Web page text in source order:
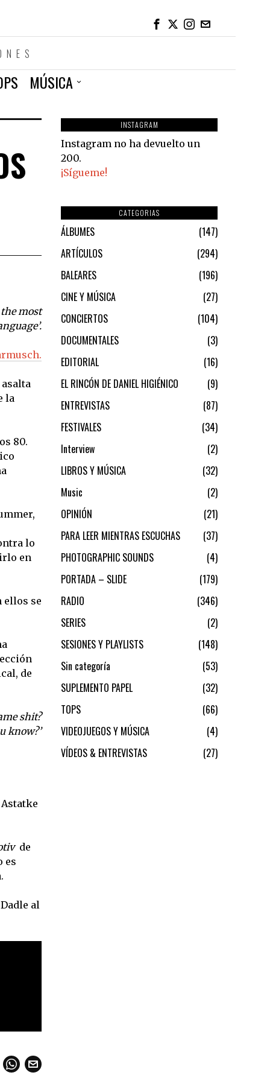
MÚSICA
most
la
80.
lo
en
ellos se
de
shit?
know?’
de
es
al
INSTAGRAM
Instagram no ha devuelto un
200.
¡Sígueme!
CATEGORIAS
ÁLBUMES
147
ARTÍCULOS
294
BALEARES
196
CINE Y MÚSICA
27
CONCIERTOS
104
DOCUMENTALES
3
EDITORIAL
16
EL RINCÓN DE DANIEL HIGIÉNICO
9
ENTREVISTAS
87
FESTIVALES
34
Interview
2
LIBROS Y MÚSICA
32
Music
2
OPINIÓN
21
PARA LEER MIENTRAS ESCUCHAS
37
PHOTOGRAPHIC SOUNDS
4
PORTADA – SLIDE
179
RADIO
346
SERIES
2
SESIONES Y PLAYLISTS
148
Sin categoría
53
SUPLEMENTO PAPEL
32
TOPS
66
VIDEOJUEGOS Y MÚSICA
4
VÍDEOS & ENTREVISTAS
27